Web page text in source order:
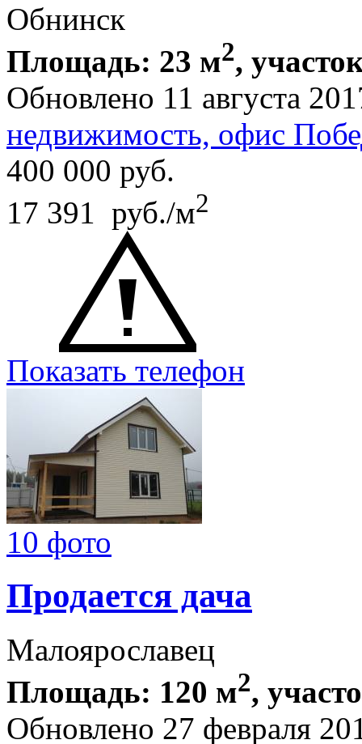
Обнинск
Площадь: 23 м2,
Обновлено 11 августа
недвижимость, офис
400 000 руб.
17 391 руб./м2
Показать телефон
10 фото
Продается дача
Малоярославец
Площадь: 120 м2,
Обновлено 27 февраля